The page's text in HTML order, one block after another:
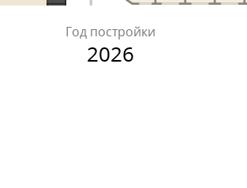
Год постройки
2026